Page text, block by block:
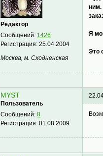
Редактор
Сообщений: 1426
Регистрация:25.04.2004
Москва, м. Сходненская
ним.
Я
Это
MYST
Пользователь
Сообщений:8
Регистрация:01.08.2009